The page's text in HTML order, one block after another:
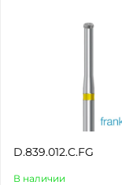
D.839.012.C.FG
В наличии